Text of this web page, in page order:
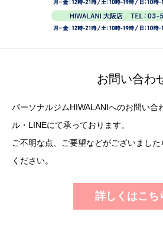
お問い合わ
パーソナルジムHIWALANIへのお問い合
ル・LINEにて承っております。
ご不明な点、ご要望などがございまし
ください。
詳しくはこち